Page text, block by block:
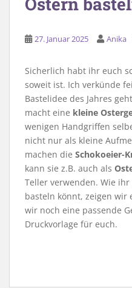
27. Januar 2025 Anika
Sicherlich habt ihr euch
soweit ist. Ich verkünde
Bastelidee des Jahres
macht eine kleine
wenigen Handgriffen
nicht nur als kleine
machen die Schokoeier-
kann sie z.B. auch als
Teller verwenden. Wie ihr
basteln könnt, zeigen wir
wir noch eine passende
Druckvorlage für euch.